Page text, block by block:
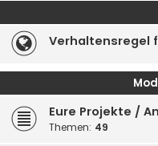
Verhaltensregel
Eure Projekte /
Themen: 49